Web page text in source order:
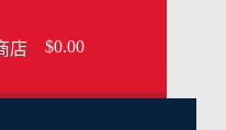
店 $0.00